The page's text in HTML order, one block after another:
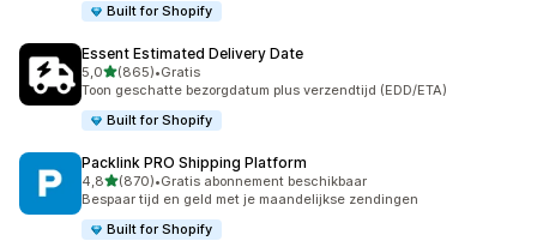
Built for Shopify
Essent Estimated Delivery Date
5,0van 5 sterren
(865)
865 recensies in totaal
•Gratis
Toon geschatte bezorgdatum plus verzendtijd (EDD/ETA)
Built for Shopify
Packlink PRO Shipping Platform
4,8van 5 sterren
(870)
870 recensies in totaal
•Gratis abonnement beschikbaar
Bespaar tijd en geld met je maandelijkse zendingen
Built for Shopify